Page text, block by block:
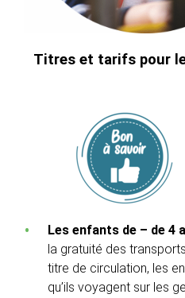
Titres et tarifs pour
Les enfants de – de 4
la gratuité des
titre de circulation, les
qu’ils voyagent sur les